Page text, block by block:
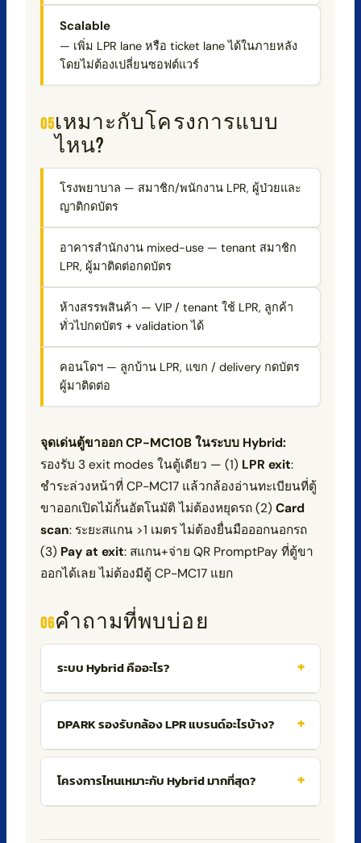
Scalable
— เพิ่ม LPR lane หรือ ticket lane ได้ในภายหลัง
โดยไม่ต้องเปลี่ยนซอฟต์แวร์
เหมาะกับโครงการแบบ
ไหน?
โรงพยาบาล — สมาชิก/พนักงาน LPR, ผู้ป่วยและ
ญาติกดบัตร
อาคารสำนักงาน mixed-use — tenant สมาชิก
LPR, ผู้มาติดต่อกดบัตร
ห้างสรรพสินค้า — VIP / tenant ใช้ LPR, ลูกค้า
ทั่วไปกดบัตร + validation ได้
คอนโดฯ — ลูกบ้าน LPR, แขก / delivery กดบัตร
ผู้มาติดต่อ
จุดเด่นตู้ขาออก CP-MC10B ในระบบ Hybrid:
รองรับ 3 exit modes ในตู้เดียว — (1) LPR exit:
ชำระล่วงหน้าที่ CP-MC17 แล้วกล้องอ่านทะเบียนที่ตู้
ขาออกเปิดไม้กั้นอัตโนมัติ ไม่ต้องหยุดรถ (2) Card
scan: ระยะสแกน >1 เมตร ไม่ต้องยื่นมือออกนอกรถ
(3) Pay at exit: สแกน+จ่าย QR PromptPay ที่ตู้ขา
ออกได้เลย ไม่ต้องมีตู้ CP-MC17 แยก
คำถามที่พบบ่อย
ระบบ Hybrid คืออะไร?
DPARK รองรับกล้อง LPR แบรนด์อะไรบ้าง?
โครงการไหนเหมาะกับ Hybrid มากที่สุด?